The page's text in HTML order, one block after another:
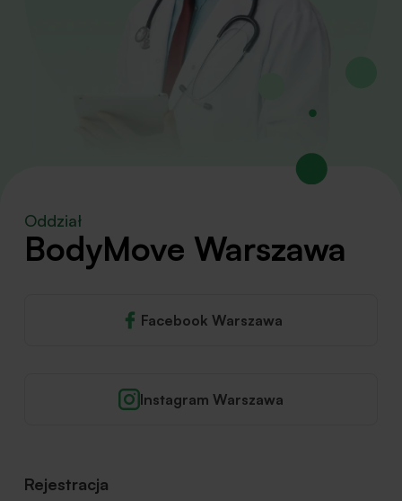
Oddział
BodyMove Warszawa
Facebook Warszawa
Instagram Warszawa
Rejestracja